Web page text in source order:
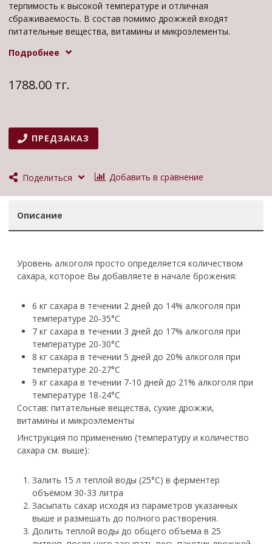
терпимость к высокой температуре и отличная
сбраживаемость. В состав помимо дрожжей входят
питательные вещества, витамины и микроэлементы.
использование. Вы можете использовать их для получения
дней, или 14% в течении 48 часов.
Подробнее
1788.00 тг.
ПРЕДЗАКАЗ
Поделиться Добавить в сравнение
Описание
Уровень алкоголя просто определяется количеством
сахара, которое Вы добавляете в начале брожения:
6 кг сахара в течении 2 дней до 14% алкоголя при
температуре 20-35°С
7 кг сахара в течении 3 дней до 17% алкоголя при
температуре 20-30°С
8 кг сахара в течении 5 дней до 20% алкоголя при
температуре 20-27°С
9 кг сахара в течении 7-10 дней до 21% алкоголя при
температуре 18-24°С
Состав: питательные вещества, сухие дрожжи,
витамины и микроэлементы
Инструкция по применению (температуру и количество
сахара см. выше):
Залить 15 л теплой воды (25°С) в ферментер
объёмом 30-33 литра
Засыпать сахар исходя из параметров указанных
выше и размешать до полного растворения.
Долить теплой воды до общего объема в 25